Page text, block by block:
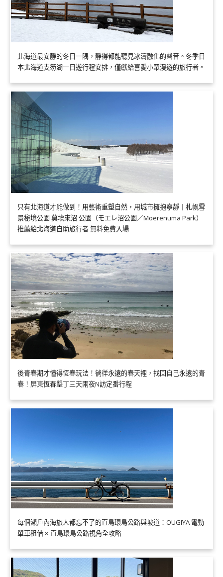
北海道最安靜的冬日一隅，靜得都能聽見冰濤融化的聲音。冬季日
本北海道支笏湖一日遊行程安排，僅獻給喜愛小眾漫遊的旅行者。
只有北海道才能做到！用藝術重塑自然，用城市擁抱寧靜｜札幌雪
景秘境公園 莫埃來沼 公園（モエレ沼公園／Moerenuma Park）
推薦給北海道自助旅行者 無料免費入場
後青春期才懂得恆春玩法！徜徉永遠的春天裡，找回自己永遠的青
春！屏東恆春墾丁三天兩夜N訪定番行程
每個瀨戶內海旅人都忘不了的直島環島公路與坡道：OUGIYA 電動
單車租借 × 直島環島公路視角全攻略